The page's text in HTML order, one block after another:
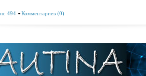
494 Комментариев (0)